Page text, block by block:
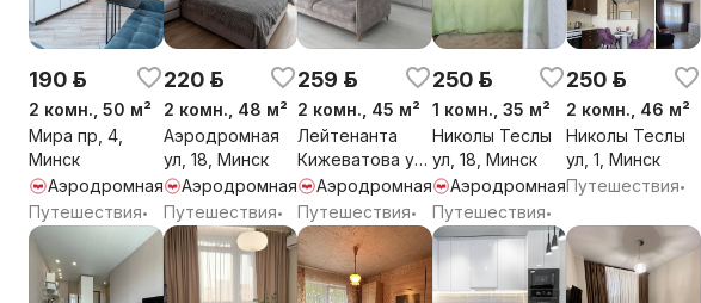
190 р.
2 комн., 50 м²
Мира пр, 4,
Минск
Аэродромная
Путешествия•
220 р.
2 комн., 48 м²
Аэродромная
ул, 18, Минск
Аэродромная
Путешествия•
259 р.
2 комн., 45 м²
Лейтенанта
Кижеватова ул,
3В, Минск
Аэродромная
Путешествия•
250 р.
1 комн., 35 м²
Николы Теслы
ул, 18, Минск
Аэродромная
Путешествия•
250 р.
2 комн., 46 м²
Николы Теслы
ул, 1, Минск
Путешествия•